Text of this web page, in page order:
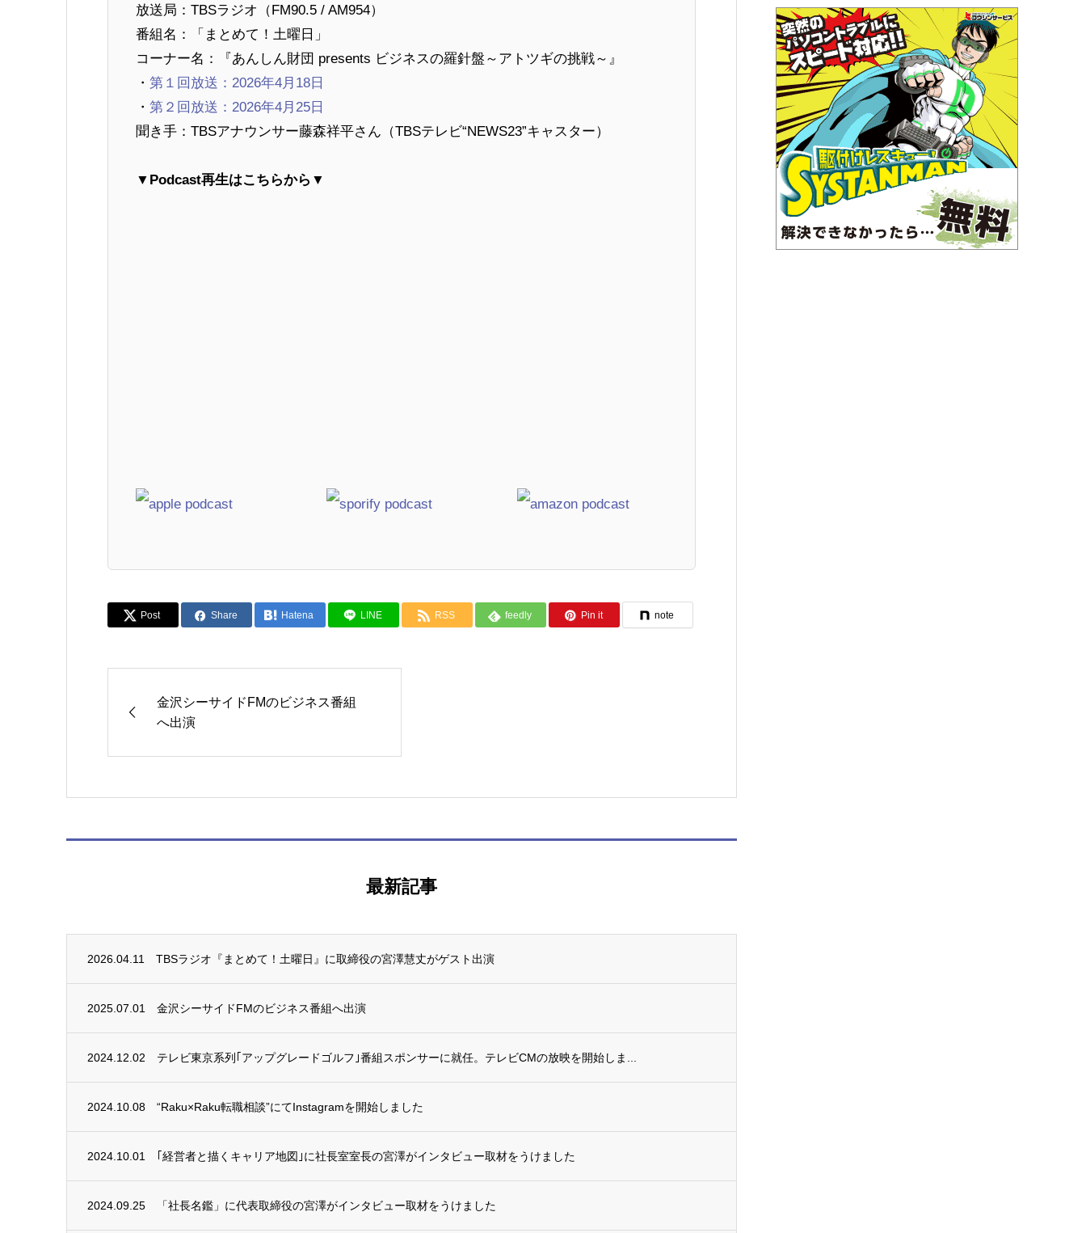
放送局：TBSラジオ（FM90.5 / AM954）
番組名：「まとめて！土曜日」
コーナー名：『あんしん財団 presents ビジネスの羅針盤～アトツギの挑戦～』
・ 第１回放送：2026年4月18日
・ 第２回放送：2026年4月25日
聞き手：TBSアナウンサー藤森祥平さん（TBSテレビ“NEWS23”キャスター）
▼ Podcast再生はこちらから▼
Post Share Hatena LINE RSS feedly Pin it note
金沢シーサイドFMのビジネス番組
へ出演
最新記事
2026.04.11 TBSラジオ『まとめて！土曜日』に取締役の宮澤慧丈がゲスト出演
2025.07.01 金沢シーサイドFMのビジネス番組へ出演
2024.12.02 テレビ東京系列｢アップグレードゴルフ｣番組スポンサーに就任。テレビCMの放映を開始しま...
2024.10.08 “Raku×Raku転職相談”にてInstagramを開始しました
2024.10.01 ｢経営者と描くキャリア地図｣に社長室室長の宮澤がインタビュー取材をうけました
2024.09.25 「社長名鑑」に代表取締役の宮澤がインタビュー取材をうけました